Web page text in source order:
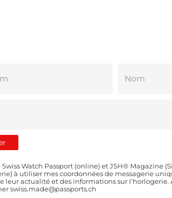
Watch Passport (online) et JSH® Magazine
à utiliser mes coordonnées de messagerie
leur actualité et des informations sur
swiss.made@passports.ch